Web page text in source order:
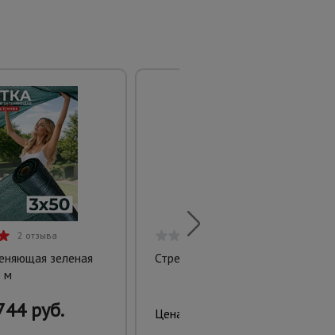
2 отзыва
зеленая
м
руб.
Стремянка Alumet APD 9205
Цена: